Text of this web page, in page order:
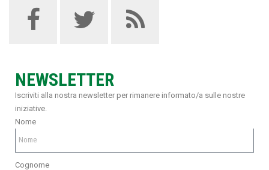
NEWSLETTER
Iscriviti alla nostra newsletter per rimanere informato/a sulle nostre
iniziative.
Nome
Cognome